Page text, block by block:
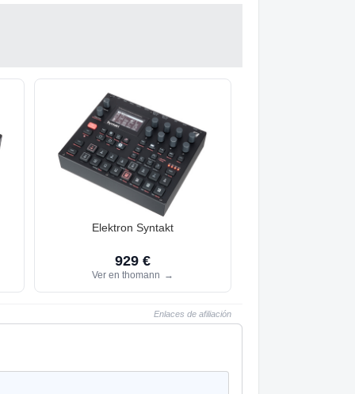
Elektron Syntakt
929 €
Ver en thomann →
Enlaces de afiliación